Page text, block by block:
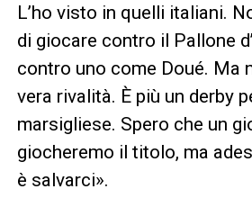
L’ho visto in quelli italiani.
di giocare contro il Pallone
contro uno come Doué. Ma
vera rivalità. È più un derby
marsigliese. Spero che un
giocheremo il titolo, ma
è salvarci».